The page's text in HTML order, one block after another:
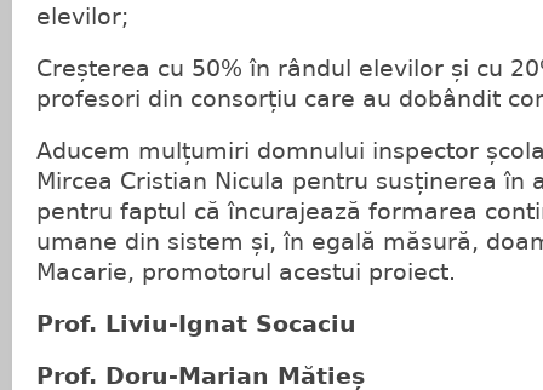
elevilor;
Creșterea cu 50% în rândul elevilor și cu
profesori din consorțiu care au dobândit
Aducem mulțumiri domnului inspector
Mircea Cristian Nicula pentru susținerea în
pentru faptul că încurajează formarea
umane din sistem și, în egală măsură,
Macarie, promotorul acestui proiect.
Prof. Liviu-Ignat Socaciu
Prof. Doru-Marian Mătieș